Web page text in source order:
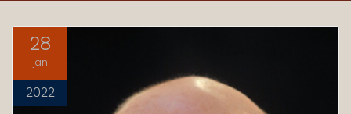
28
jan
2022